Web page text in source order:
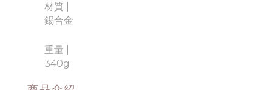
材質
錫合金
重量
340g